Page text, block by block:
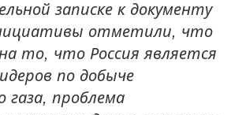
записке к документу
отметили, что
то, что Россия является
по добыче
газа, проблема